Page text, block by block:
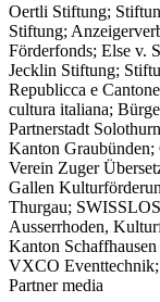
Oertli Stiftung;
Stiftung;
Förderfonds; Else v.
Jecklin Stiftung;
Republicca e
cultura italiana;
Partnerstadt
Kanton Graubünden;
Verein Zuger
Gallen
Thurgau;
Ausserrhoden,
Kanton
VXCO Eventtechnik;
Partner media